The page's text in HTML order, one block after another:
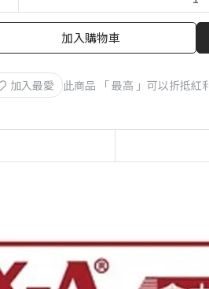
加入購物車
加入最愛 此商品 「 最高 」可以折抵紅